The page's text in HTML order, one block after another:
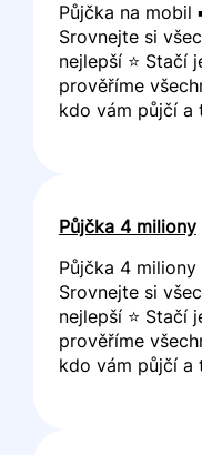
Půjčka na mobil
Srovnejte si
nejlepší ⭐ Stačí
prověříme
kdo vám půjčí a
Půjčka 4 miliony
Půjčka 4
Srovnejte si
nejlepší ⭐ Stačí
prověříme
kdo vám půjčí a